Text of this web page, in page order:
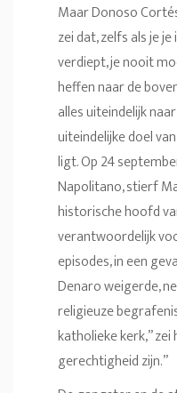
Maar Donoso
zei dat, zelfs als je
verdiept, je nooit
heffen naar de
alles uiteindelijk
uiteindelijke doel
ligt. Op 24
Napolitano, stierf
historische hoofd
verantwoordelijk
episodes, in een
Denaro weigerde,
religieuze
katholieke kerk,” zei
gerechtigheid zijn.”